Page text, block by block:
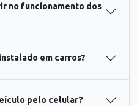
no funcionamento dos
em carros?
pelo celular?